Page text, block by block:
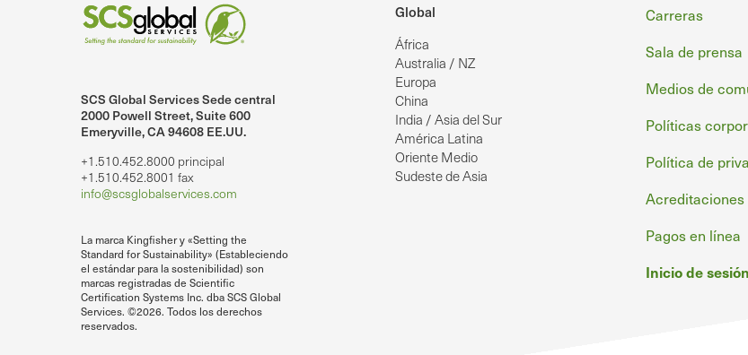
SCS Global Services Sede central
2000 Powell Street, Suite 600
Emeryville, CA 94608 EE.UU.
+1.510.452.8000 principal
+1.510.452.8001 fax
info@scsglobalservices.com
La marca Kingfisher y «Setting the
Standard for Sustainability» (Estableciendo
el estándar para la sostenibilidad) son
marcas registradas de Scientific
Certification Systems Inc. dba SCS Global
Services. ©2026. Todos los derechos
reservados.
Global
África
Australia / NZ
Europa
China
India / Asia del Sur
América Latina
Oriente Medio
Sudeste de Asia
Pie
de
página
Carreras
Sala de prensa
Medios de
Políticas
Política de
Acreditaciones
Pagos en línea
Inicio de
en LinkedIn.
SCS Global Services en YouTube